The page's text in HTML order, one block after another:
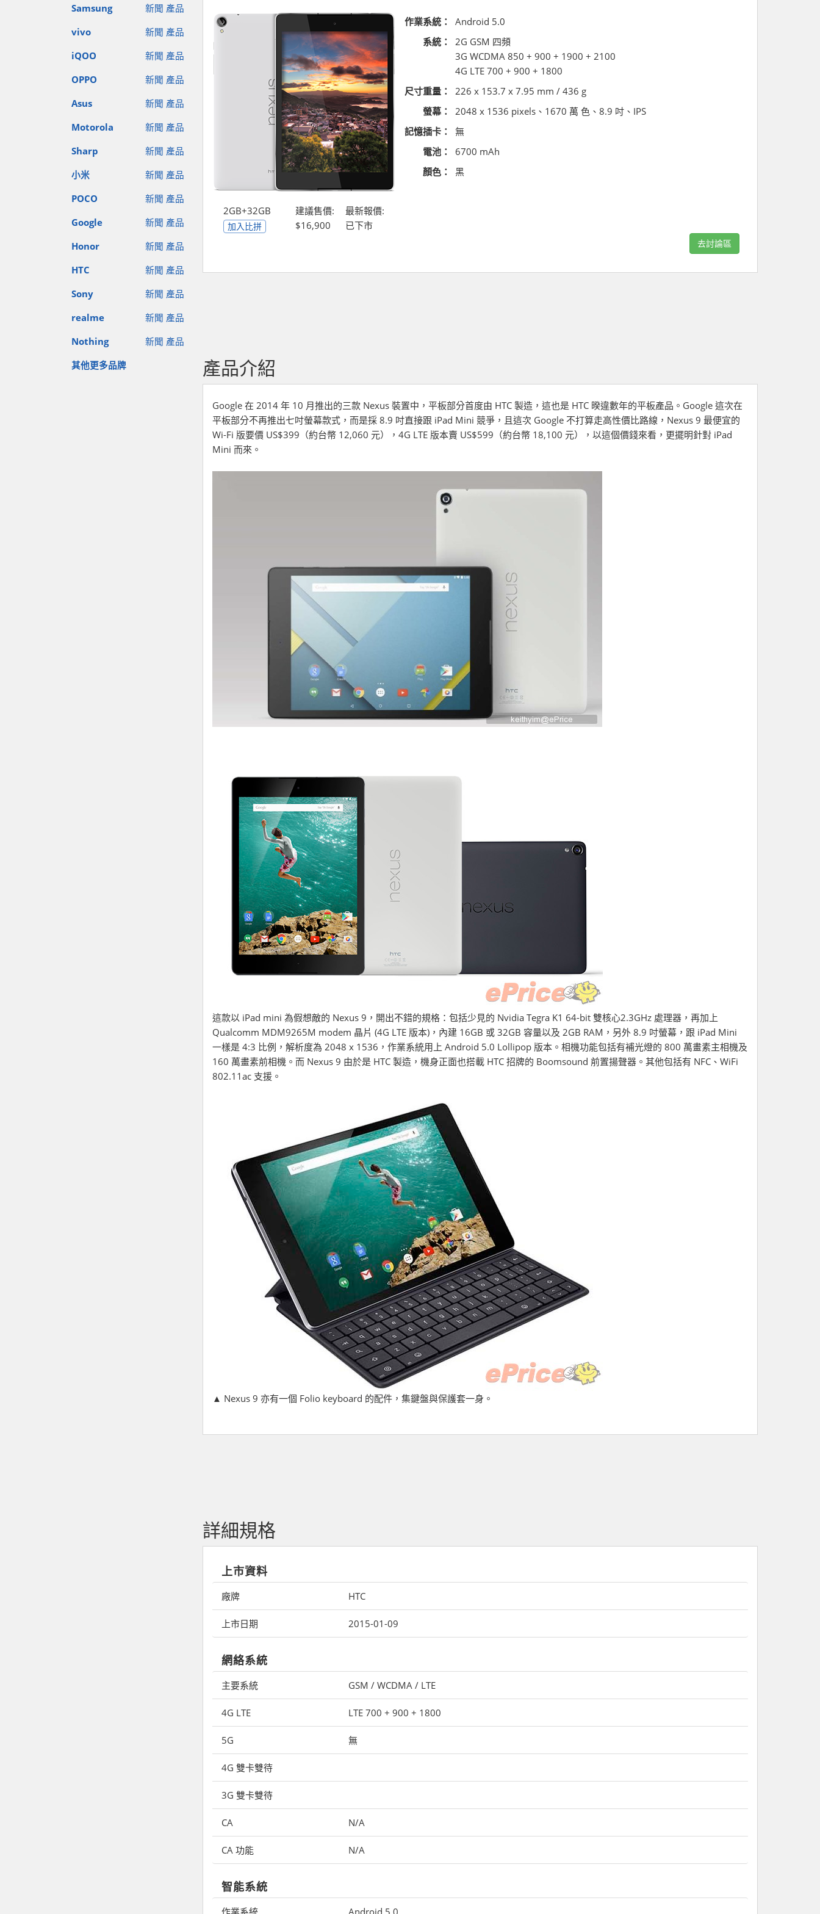
Samsung
新聞 產品
vivo
新聞 產品
iQOO
新聞 產品
OPPO
新聞 產品
Asus
新聞 產品
Motorola
新聞 產品
Sharp
新聞 產品
小米
新聞 產品
POCO
新聞 產品
Google
新聞 產品
Honor
新聞 產品
HTC
新聞 產品
Sony
新聞 產品
realme
新聞 產品
Nothing
新聞 產品
其他更多品牌
2GB+32GB
加入比拼
建議售價:
$16,900
最新報價:
已下市
作業系統：
Android 5.0
系統：
2G GSM 四頻
3G WCDMA 850 + 900 + 1900 + 2100
4G LTE 700 + 900 + 1800
尺寸重量：
226 x 153.7 x 7.95 mm / 436 g
螢幕：
2048 x 1536 pixels、1670 萬 色、8.9 吋、IPS
記憶插卡：
無
電池：
6700 mAh
顏色：
黑
去討論區
產品介紹
Google 在 2014 年 10 月推出的三款 Nexus 裝置中，平板部分首度由 HTC 製造，這也是 HTC 暌違數年的平板產品。Google 這次在
平板部分不再推出七吋螢幕款式，而是採 8.9 吋直接跟 iPad Mini 競爭 ，且這次 Google 不打算走高性價比路線，Nexus 9 最便宜的
Wi-Fi 版要價 US$399（約台幣 12,060 元），4G LTE 版本賣 US$599（約台幣 18,100 元），以這個價錢來看，更擺明針對 iPad
Mini 而來。
這款以 iPad mini 為假想敵的 Nexus 9，開出不錯的規格：包括少見的 Nvidia Tegra K1 64-bit 雙核心2.3GHz 處理器， 再加上
Qualcomm MDM9265M modem 晶片 (4G LTE 版本)， 內建 16GB 或 32GB 容量以及 2GB RAM，另外 8.9 吋螢幕，跟 iPad Mini
一樣是 4:3 比例，解析度為 2048 x 1536，作業系統用上 Android 5.0 Lollipop 版本。相機功能包括有補光燈的 800 萬畫素主相機及
160 萬畫素前相機。而 Nexus 9 由於是 HTC 製造，機身正面也搭載 HTC 招牌的 Boomsound 前置揚聲器。其他包括有 NFC、WiFi
802.11ac 支援。
▲ Nexus 9 亦有一個 Folio keyboard 的配件，集鍵盤與保護套一身。
詳細規格
上市資料
廠牌 HTC
上市日期 2015-01-09
網絡系統
主要系統 GSM / WCDMA / LTE
4G LTE LTE 700 + 900 + 1800
5G 無
4G 雙卡雙待
3G 雙卡雙待
CA N/A
CA 功能 N/A
智能系統
作業系統 Android 5.0